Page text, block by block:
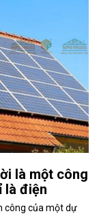
là một công
là điện
công của một dự